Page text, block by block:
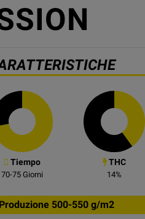
Tiempo
70-75 Giorni
THC
14%
Produzione 500-550 g/m2